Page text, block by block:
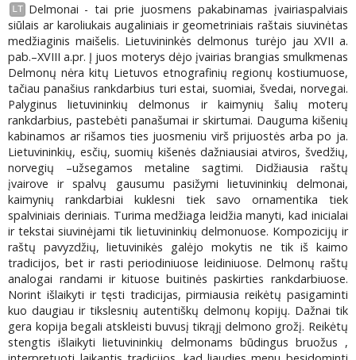
LT
Delmonai - tai prie juosmens pakabinamas įvairiaspalviais
siūlais ar karoliukais augaliniais ir geometriniais raštais siuvinėtas
medžiaginis maišelis. Lietuvininkės delmonus turėjo jau XVII a.
pab.–XVIII a.pr. Į juos moterys dėjo įvairias brangias smulkmenas
Delmonų nėra kitų Lietuvos etnografinių regionų kostiumuose,
tačiau panašius rankdarbius turi estai, suomiai, švedai, norvegai.
Palyginus lietuvininkių delmonus ir kaimynių šalių moterų
rankdarbius, pastebėti panašumai ir skirtumai. Dauguma kišenių
kabinamos ar rišamos ties juosmeniu virš prijuostės arba po ja.
Lietuvininkių, esčių, suomių kišenės dažniausiai atviros, švedžių,
norvegių –užsegamos metaline sagtimi. Didžiausia raštų
įvairove ir spalvų gausumu pasižymi lietuvininkių delmonai,
kaimynių rankdarbiai kuklesni tiek savo ornamentika tiek
spalviniais deriniais. Turima medžiaga leidžia manyti, kad inicialai
ir tekstai siuvinėjami tik lietuvininkių delmonuose. Kompozicijų ir
raštų pavyzdžių, lietuvinikės galėjo mokytis ne tik iš kaimo
tradicijos, bet ir rasti periodiniuose leidiniuose. Delmonų raštų
analogai randami ir kituose buitinės paskirties rankdarbiuose.
Norint išlaikyti ir tęsti tradicijas, pirmiausia reikėtų pasigaminti
kuo daugiau ir tikslesnių autentiškų delmonų kopijų. Dažnai tik
gera kopija begali atskleisti buvusį tikrąjį delmono grožį. Reikėtų
stengtis išlaikyti lietuvininkių delmonams būdingus bruožus ,